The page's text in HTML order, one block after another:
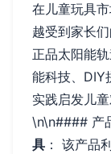
在儿童玩具
越受到家长
正品太阳能
能科技、DIY
实践启发儿
\n\n#### 产
具 ： 该产品